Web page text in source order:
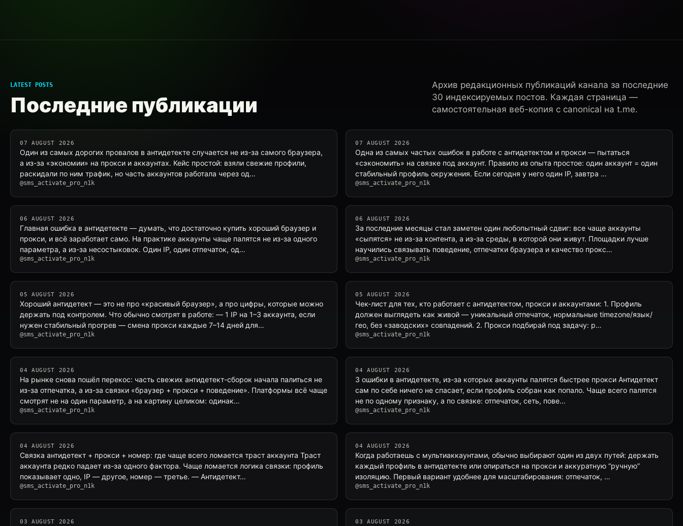
LATEST POSTS
Последние публикации
Архив редакционных публикаций канала за последние
30 индексируемых постов. Каждая страница —
самостоятельная веб-копия с canonical на t.me.
07 AUGUST 2026
Один из самых дорогих провалов в антидетекте случается не из-за самого браузера,
а из-за «экономии» на прокси и аккаунтах. Кейс простой: взяли свежие профили,
раскидали по ним трафик, но часть аккаунтов работала через од…
@sms_activate_pro_n1k
07 AUGUST 2026
Одна из самых частых ошибок в работе с антидетектом и прокси — пытаться
«сэкономить» на связке под аккаунт. Правило из опыта простое: один аккаунт = один
стабильный профиль окружения. Если сегодня у него один IP, завтра …
@sms_activate_pro_n1k
06 AUGUST 2026
Главная ошибка в антидетекте — думать, что достаточно купить хороший браузер и
прокси, и всё заработает само. На практике аккаунты чаще палятся не из-за одного
параметра, а из-за несостыковок. Один IP, один отпечаток, од…
@sms_activate_pro_n1k
06 AUGUST 2026
За последние месяцы стал заметен один любопытный сдвиг: все чаще аккаунты
«сыпятся» не из-за контента, а из-за среды, в которой они живут. Площадки лучше
научились связывать поведение, отпечатки браузера и качество прокс…
@sms_activate_pro_n1k
05 AUGUST 2026
Хороший антидетект — это не про «красивый браузер», а про цифры, которые можно
держать под контролем. Что обычно смотрят в работе: — 1 IP на 1–3 аккаунта, если
нужен стабильный прогрев — смена прокси каждые 7–14 дней для…
@sms_activate_pro_n1k
05 AUGUST 2026
Чек-лист для тех, кто работает с антидетектом, прокси и аккаунтами: 1. Профиль
должен выглядеть как живой — уникальный отпечаток, нормальные timezone/язык/
гео, без «заводских» совпадений. 2. Прокси подбирай под задачу: р…
@sms_activate_pro_n1k
04 AUGUST 2026
На рынке снова пошёл перекос: часть свежих антидетект-сборок начала палиться не
из-за отпечатка, а из-за связки «браузер + прокси + поведение». Платформы всё чаще
смотрят не на один параметр, а на картину целиком: одинак…
@sms_activate_pro_n1k
04 AUGUST 2026
3 ошибки в антидетекте, из-за которых аккаунты палятся быстрее прокси Антидетект
сам по себе ничего не спасает, если профиль собран как попало. Чаще всего палятся
не по одному признаку, а по связке: отпечаток, сеть, пове…
@sms_activate_pro_n1k
04 AUGUST 2026
Связка антидетект + прокси + номер: где чаще всего ломается траст аккаунта Траст
аккаунта редко падает из-за одного фактора. Чаще ломается логика связки: профиль
показывает одно, IP — другое, номер — третье. — Антидетект…
@sms_activate_pro_n1k
04 AUGUST 2026
Когда работаешь с мультиаккаунтами, обычно выбирают один из двух путей: держать
каждый профиль в антидетекте или опираться на прокси и аккуратную “ручную”
изоляцию. Первый вариант удобнее для масштабирования: отпечаток, …
@sms_activate_pro_n1k
03 AUGUST 2026 03 AUGUST 2026